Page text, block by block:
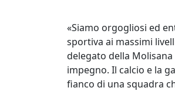
«Siamo orgogliosi ed
sportiva ai massimi
delegato della
impegno. Il calcio e la
fianco di una squadra